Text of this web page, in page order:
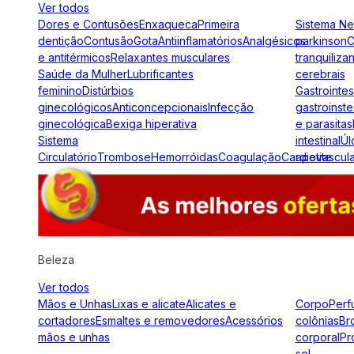
Ver todos
Dores e ContusõesEnxaquecaPrimeira
dentiçãoContusãoGotaAntiinflamatóriosAnalgésicos
e antitérmicosRelaxantes musculares
Saúde da MulherLubrificantes
femininoDistúrbios
ginecológicosAnticoncepcionaisInfecção
ginecológicaBexiga hiperativa
Sistema
CirculatórioTromboseHemorróidasCoagulação
Sistema
parkinson
cerebrais
e parasitas
intestinal
apetite
Beleza
Ver todos
Mãos e UnhasLixas e alicateAlicates e
cortadoresEsmaltes e removedoresAcessórios
mãos e unhas
Corpo
colônias
corporal